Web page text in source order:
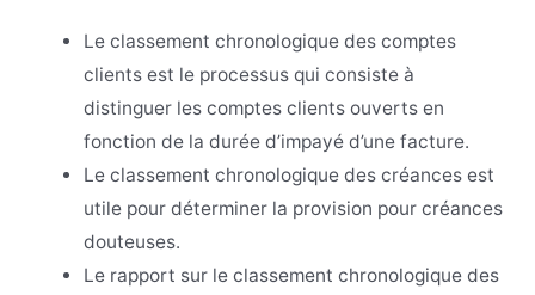
Le classement chronologique des comptes
clients est le processus qui consiste à
distinguer les comptes clients ouverts en
fonction de la durée d’impayé d’une facture.
Le classement chronologique des créances est
utile pour déterminer la provision pour créances
douteuses.
Le rapport sur le classement chronologique des